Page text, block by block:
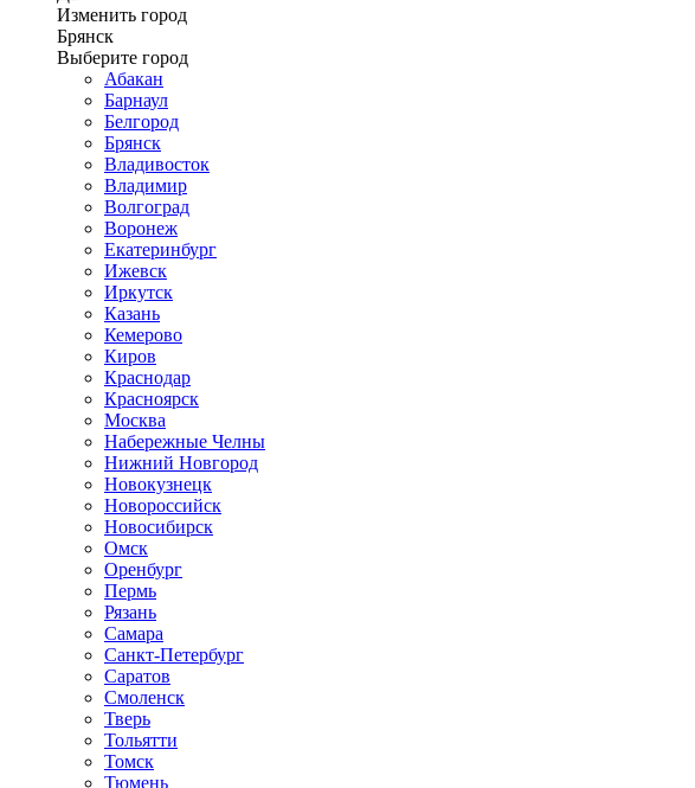
Изменить город
Брянск
Выберите город
Абакан
Барнаул
Белгород
Брянск
Владивосток
Владимир
Волгоград
Воронеж
Екатеринбург
Ижевск
Иркутск
Казань
Кемерово
Киров
Краснодар
Красноярск
Москва
Набережные Челны
Нижний Новгород
Новокузнецк
Новороссийск
Новосибирск
Омск
Оренбург
Пермь
Рязань
Самара
Санкт-Петербург
Саратов
Смоленск
Тверь
Тольятти
Томск
Тюмень